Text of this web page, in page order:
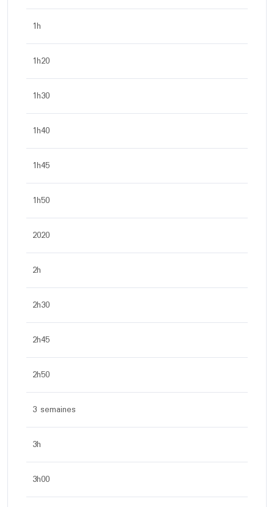
1h
1h20
1h30
1h40
1h45
1h50
2020
2h
2h30
2h45
2h50
3 semaines
3h
3h00